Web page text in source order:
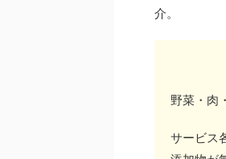
介。
野菜・肉
サービス